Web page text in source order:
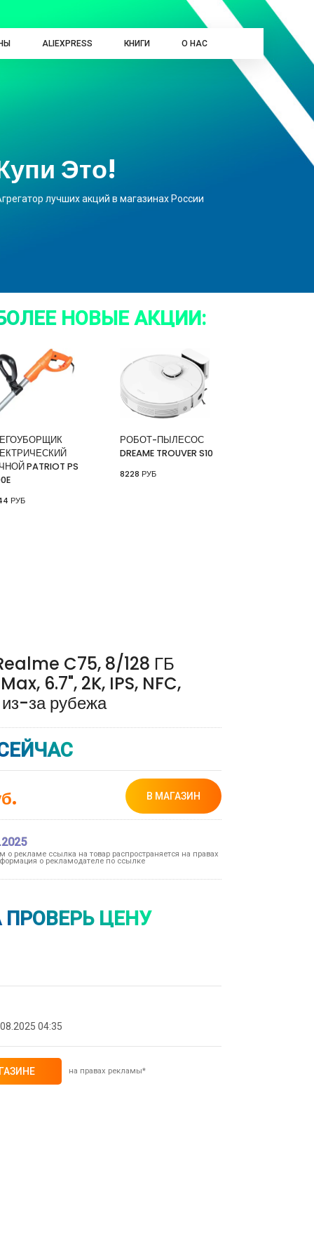
ALIEXPRESS КНИГИ О НАС
Это!
лучших акций в магазинах России
НОВЫЕ АКЦИИ:
PATRIOT PS
РУБ
РОБОТ-ПЫЛЕСОС
DREAME TROUVER S10
8228 РУБ
C75, 8/128 ГБ
6.7", 2K, IPS, NFC,
за рубежа
В МАГАЗИН
о рекламе ссылка на товар распространяется на правах
о рекламодателе по ссылке
ЦЕНУ
04:35
на правах рекламы*